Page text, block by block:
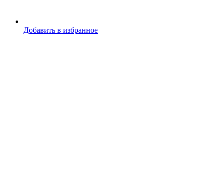
Добавить в избранное